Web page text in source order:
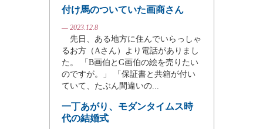
付け馬のついていた画商さん
— 2023.12.8
先日、ある地方に住んでいらっしゃ
るお方（Aさん）より電話がありまし
た。 「B画伯とG画伯の絵を売りたい
のですが。」 「保証書と共箱が付い
ていて、たぶん間違いの...
一丁あがり、モダンタイムス時
代の結婚式